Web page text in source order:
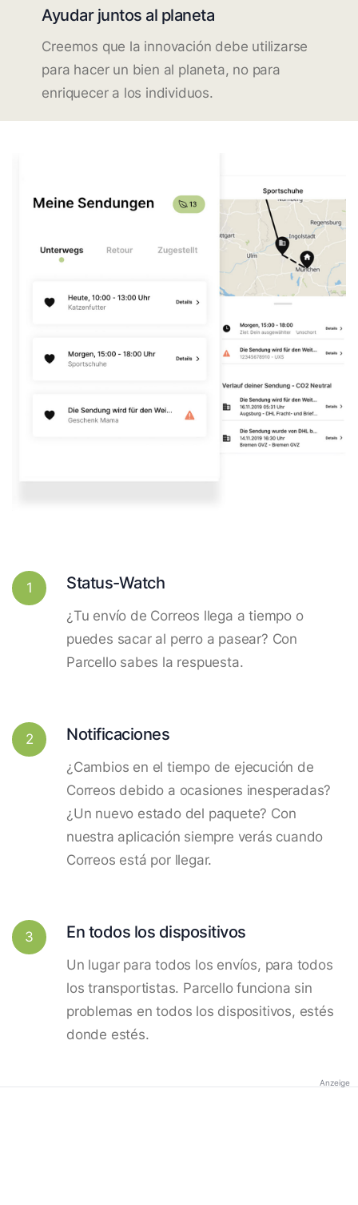
Ayudar juntos al planeta
Creemos que la innovación debe utilizarse
para hacer un bien al planeta, no para
enriquecer a los individuos.
1 Status-Watch
¿Tu envío de Correos llega a tiempo o
puedes sacar al perro a pasear? Con
Parcello sabes la respuesta.
2 Notificaciones
¿Cambios en el tiempo de ejecución de
Correos debido a ocasiones inesperadas?
¿Un nuevo estado del paquete? Con
nuestra aplicación siempre verás cuando
Correos está por llegar.
3 En todos los dispositivos
Un lugar para todos los envíos, para todos
los transportistas. Parcello funciona sin
problemas en todos los dispositivos, estés
donde estés.
Anzeige